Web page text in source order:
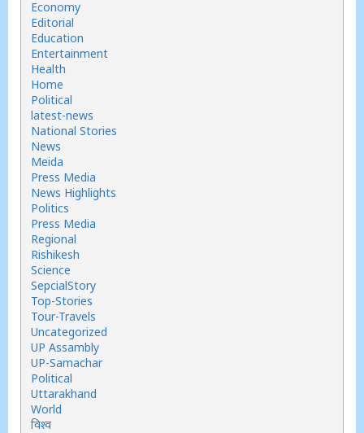
Economy
Editorial
Education
Entertainment
Health
Home
Political
latest-news
National Stories
News
Meida
Press Media
News Highlights
Politics
Press Media
Regional
Rishikesh
Science
SepcialStory
Top-Stories
Tour-Travels
Uncategorized
UP Assambly
UP-Samachar
Political
Uttarakhand
World
विश्व